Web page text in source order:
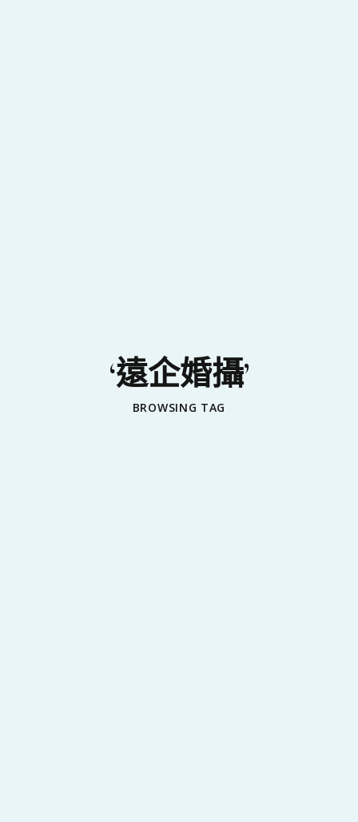
‘遠企婚攝’
BROWSING TAG